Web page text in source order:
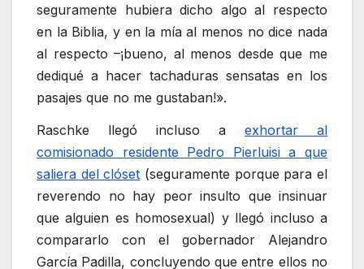
seguramente hubiera dicho algo al respecto
en la Biblia, y en la mía al menos no dice nada
al respecto –¡bueno, al menos desde que me
dediqué a hacer tachaduras sensatas en los
pasajes que no me gustaban!».
Raschke llegó incluso a exhortar al
comisionado residente Pedro Pierluisi a que
saliera del clóset (seguramente porque para el
reverendo no hay peor insulto que insinuar
que alguien es homosexual) y llegó incluso a
compararlo con el gobernador Alejandro
García Padilla, concluyendo que entre ellos no